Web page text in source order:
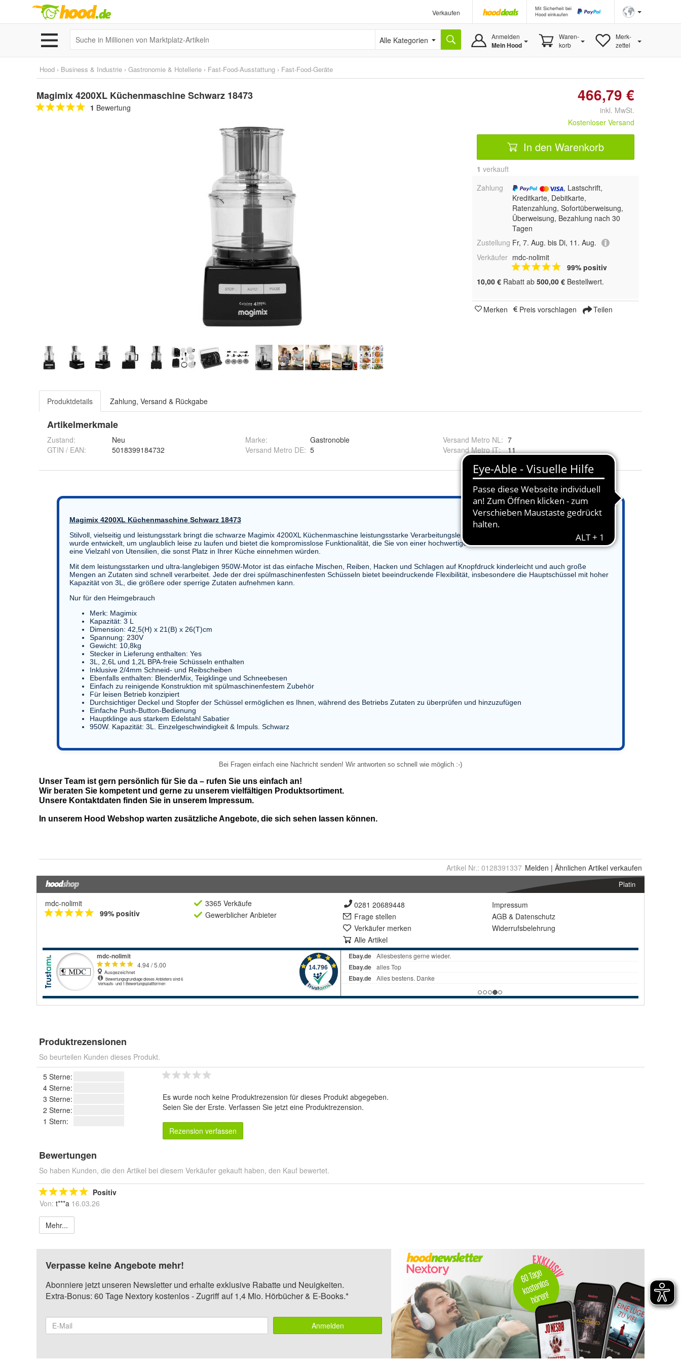
Verkaufen
Mit Sicherheit bei
Hood einkaufen
Alle Kategorien Anmelden
Mein Hood
Waren-
korb
Merk-
zettel
Hood › Business & Industrie › Gastronomie & Hotellerie › Fast-Food-Ausstattung › Fast-Food-Geräte
Magimix 4200XL Küchenmaschine Schwarz 18473
1 Bewertung
466,79 €
inkl. MwSt.
Kostenloser Versand
In den Warenkorb
1 verkauft
Zahlung
, Lastschrift,
Kreditkarte, Debitkarte,
Ratenzahlung, Sofortüberweisung,
Überweisung, Bezahlung nach 30
Tagen
Zustellung Fr, 7. Aug. bis Di, 11. Aug.
Verkäufer mdc-nolimit
99% positiv
10,00 € Rabatt ab 500,00 € Bestellwert.
Merken Preis vorschlagen Teilen
Produktdetails Zahlung, Versand & Rückgabe
Artikelmerkmale
Zustand:
Neu
GTIN / EAN:
5018399184732
Marke:
Gastronoble
Versand Metro DE: 5
Versand Metro NL: 7
Versand Metro IT: 11
Artikel Nr.: 0128391337 Melden | Ähnlichen Artikel verkaufen
Platin
mdc-nolimit
99% positiv
3365 Verkäufe
Gewerblicher Anbieter
0281 20689448
Frage stellen
Verkäufer merken
Alle Artikel
Impressum
AGB & Datenschutz
Widerrufsbelehrung
Produktrezensionen
So beurteilen Kunden dieses Produkt.
5 Sterne:
4 Sterne:
3 Sterne:
2 Sterne:
1 Stern:
Es wurde noch keine Produktrezension für dieses Produkt abgegeben.
Seien Sie der Erste. Verfassen Sie jetzt eine Produktrezension.
Rezension verfassen
Bewertungen
So haben Kunden, die den Artikel bei diesem Verkäufer gekauft haben, den Kauf bewertet.
Positiv
Von: t***a 16.03.26
Mehr...
Verpasse keine Angebote mehr!
Abonniere jetzt unseren Newsletter und erhalte exklusive Rabatte und Neuigkeiten.
Extra-Bonus: 60 Tage Nextory kostenlos - Zugriff auf 1,4 Mio. Hörbücher & E-Books.*
Anmelden